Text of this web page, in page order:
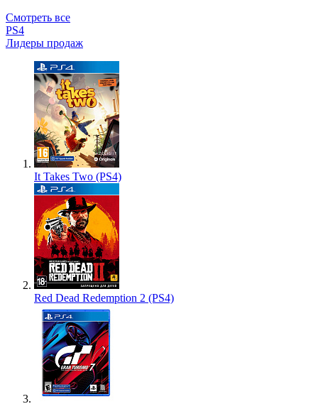
Смотреть все
PS4
Лидеры продаж
It Takes Two (PS4)
Red Dead Redemption 2 (PS4)